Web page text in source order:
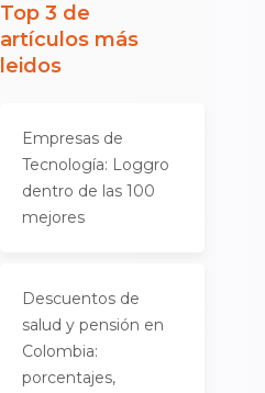
Top 3 de
artículos más
leidos
Empresas de
Tecnología: Loggro
dentro de las 100
mejores
Descuentos de
salud y pensión en
Colombia:
porcentajes,